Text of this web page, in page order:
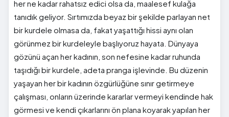
her ne kadar rahatsız edici olsa da, maalesef kulağa
tanıdık geliyor. Sırtımızda beyaz bir şekilde parlayan net
bir kurdele olmasa da, fakat yaşattığı hissi aynı olan
görünmez bir kurdeleyle başlıyoruz hayata. Dünyaya
gözünü açan her kadının, son nefesine kadar ruhunda
taşıdığı bir kurdele, adeta pranga işlevinde. Bu düzenin
yaşayan her bir kadının özgürlüğüne sınır getirmeye
çalışması, onların üzerinde kararlar vermeyi kendinde hak
görmesi ve kendi çıkarlarını ön plana koyarak yapılan her